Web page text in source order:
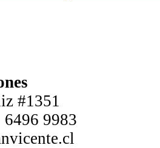
#1351
6496 9983